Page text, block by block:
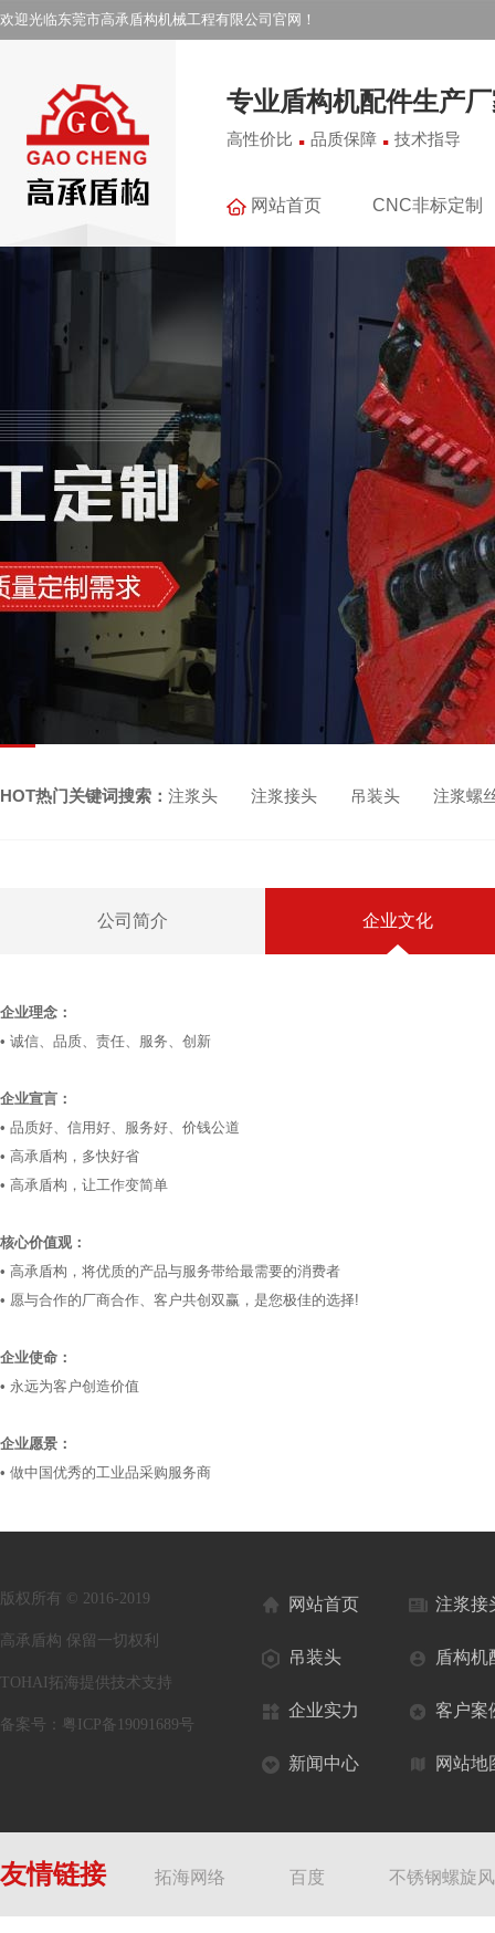
欢迎光临东莞市高承盾构机械工程有限公司官网！
专业盾构机配件生产
高性价比 . 品质保障 . 技术指导
网站首页 CNC非标定制
HOT热门关键词搜索： 注浆头 注浆接头 吊装头 注浆螺
公司简介 企业文化
企业理念：
• 诚信、品质、责任、服务、创新
企业宣言：
• 品质好、信用好、服务好、价钱公道
• 高承盾构，多快好省
• 高承盾构，让工作变简单
核心价值观：
• 高承盾构，将优质的产品与服务带给最需要的消费者
• 愿与合作的厂商合作、客户共创双赢，是您极佳的选择!
企业使命：
• 永远为客户创造价值
企业愿景：
• 做中国优秀的工业品采购服务商
版权所有 © 2016-2019
高承盾构 保留一切权利
TOHAI拓海提供技术支持
备案号： 粤ICP备19091689号
网站首页 注浆接
吊装头 盾构机
企业实力 客户案
新闻中心 网站地
友情链接 拓海网络 百度 不锈钢螺旋